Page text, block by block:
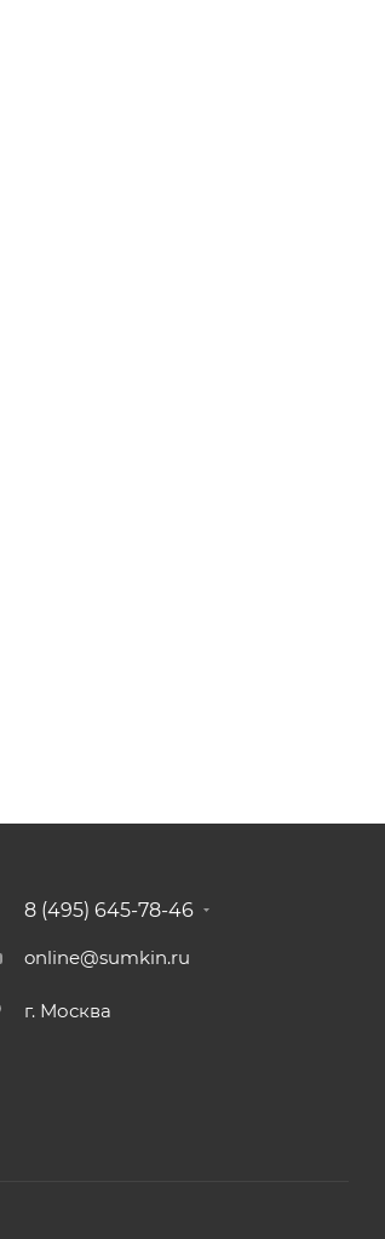
8 (495) 645-78-46
online@sumkin.ru
г. Москва